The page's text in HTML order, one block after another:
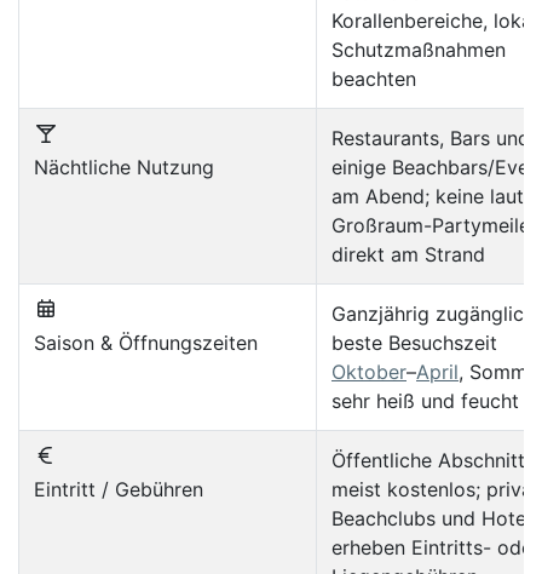
Korallenbereiche,
Schutzmaßnahmen
beachten
Nächtliche Nutzung
Restaurants, Bars und
einige Beachbars/
am Abend; keine laute
Großraum-Partymeile
direkt am Strand
Saison & Öffnungszeiten
Ganzjährig zugänglich;
beste Besuchszeit
Oktober–April,
sehr heiß und feucht
Eintritt / Gebühren
Öffentliche Abschnitte
meist kostenlos;
Beachclubs und Hotels
erheben Eintritts- oder